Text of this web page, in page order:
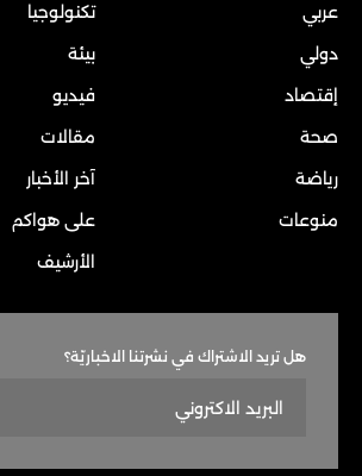
عربي
دولي
إقتصاد
صحة
رياضة
منوعات
تكنولوجيا
بيئة
فيديو
مقالات
آخر الأخبار
على هواكم
الأرشيف
هل تريد الاشتراك في نشرتنا الاخباريّة؟